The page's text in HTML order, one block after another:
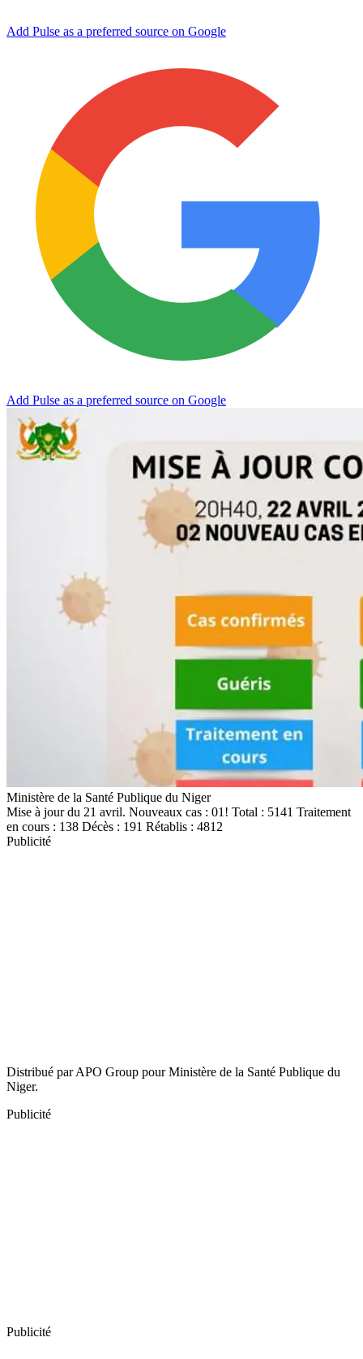
Add Pulse as a preferred source on Google
Add Pulse as a preferred source on Google
Ministère de la Santé Publique du Niger
Mise à jour du 21 avril. Nouveaux cas : 01! Total : 5141 Traitement
en cours : 138 Décès : 191 Rétablis : 4812
Publicité
Distribué par APO Group pour Ministère de la Santé Publique du
Niger.
Publicité
Publicité